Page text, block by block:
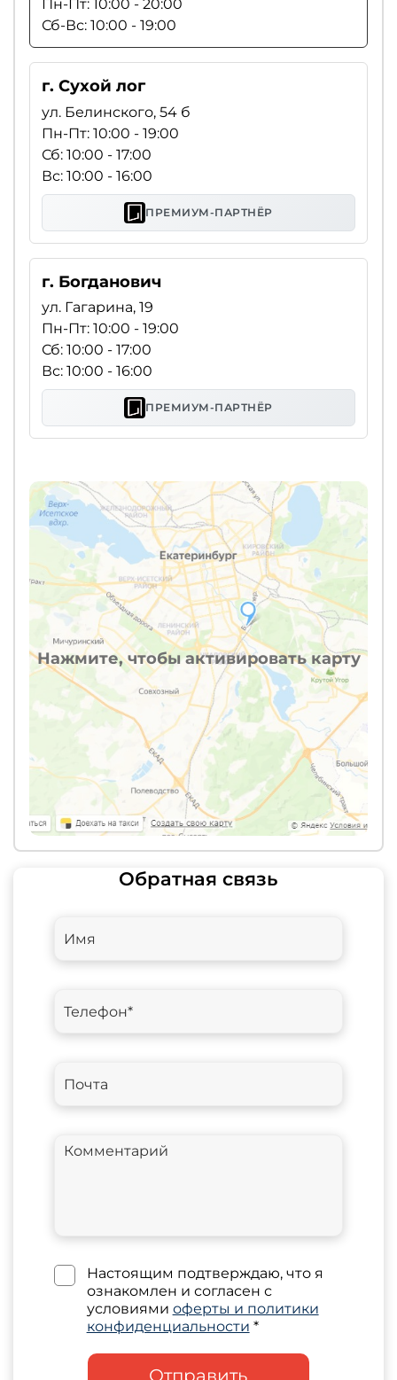
Нажмите, чтобы активировать карту
Пн-Пт: 10:00 - 20:00
Сб-Вс: 10:00 - 19:00
г. Сухой лог
ул. Белинского, 54 б
Пн-Пт: 10:00 - 19:00
Сб: 10:00 - 17:00
Вс: 10:00 - 16:00
ПРЕМИУМ-ПАРТНЁР
г. Богданович
ул. Гагарина, 19
Пн-Пт: 10:00 - 19:00
Сб: 10:00 - 17:00
Вс: 10:00 - 16:00
ПРЕМИУМ-ПАРТНЁР
Обратная связь
Настоящим подтверждаю, что я
ознакомлен и согласен с
условиями оферты и политики
конфиденциальности *
Отправить